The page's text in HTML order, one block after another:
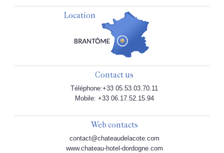
Location
Contact us
Téléphone:+33 05.53.03.70.11
Mobile: +33 06.17.52.15.94
Web contacts
contact@chateaudelacote.com
www.chateau-hotel-dordogne.com